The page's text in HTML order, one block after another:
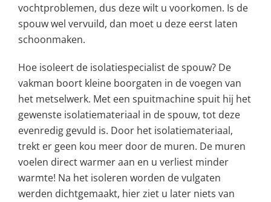
vochtproblemen, dus deze wilt u voorkomen. Is de
spouw wel vervuild, dan moet u deze eerst laten
schoonmaken.
Hoe isoleert de isolatiespecialist de spouw? De
vakman boort kleine boorgaten in de voegen van
het metselwerk. Met een spuitmachine spuit hij het
gewenste isolatiemateriaal in de spouw, tot deze
evenredig gevuld is. Door het isolatiemateriaal,
trekt er geen kou meer door de muren. De muren
voelen direct warmer aan en u verliest minder
warmte! Na het isoleren worden de vulgaten
werden dichtgemaakt, hier ziet u later niets van